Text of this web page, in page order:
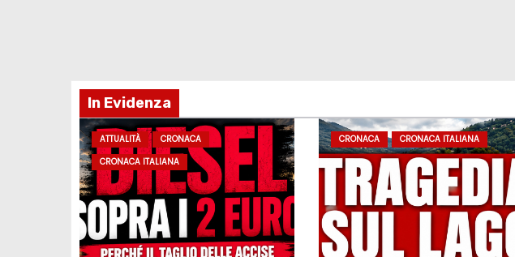
In Evidenza
ATTUALITÀ
CRONACA
CRONACA ITALIANA
CRONACA CRONACA ITALIANA